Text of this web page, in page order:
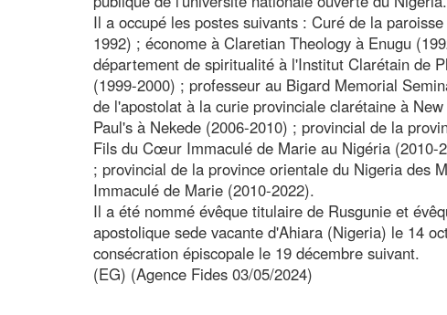
Il a occupé les postes suivants : Curé de la
1992) ; économe à Claretian Theology à Enugu
département de spiritualité à l'Institut Clarétain de
(1999-2000) ; professeur au Bigard Memorial
de l'apostolat à la curie provinciale clarétaine à
Paul's à Nekede (2006-2010) ; provincial de la
Fils du Cœur Immaculé de Marie au Nigéria (2010-
; provincial de la province orientale du Nigeria des
Immaculé de Marie (2010-2022).
Il a été nommé évêque titulaire de Rusgunie et
apostolique sede vacante d'Ahiara (Nigeria) le 14
consécration épiscopale le 19 décembre suivant.
(EG) (Agence Fides 03/05/2024)